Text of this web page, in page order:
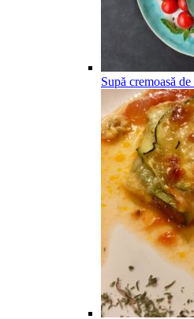
Supă cremoasă